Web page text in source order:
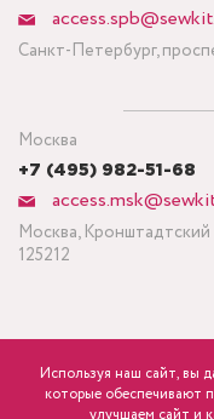
Санкт-Петербург,
Москва
+7 (495) 982-51-68
Москва, Кронштадтский
125212
Используя наш сайт, вы
которые обеспечивают
улучшаем сайт и